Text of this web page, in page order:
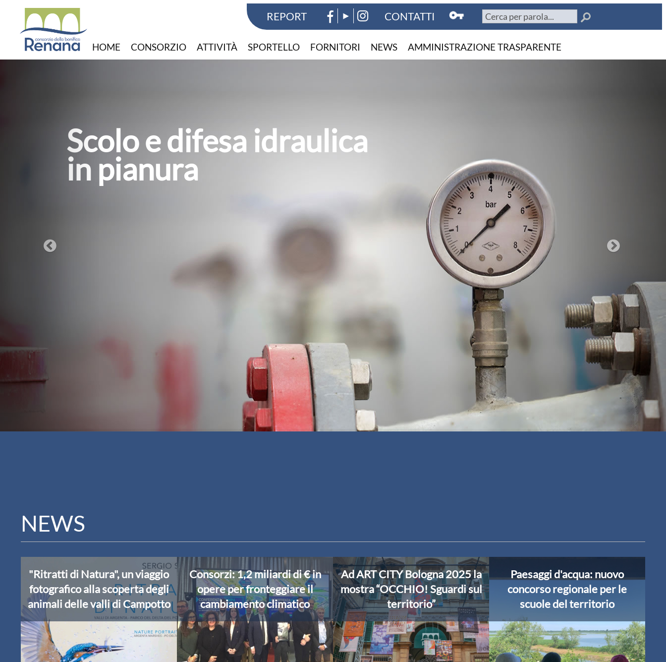
REPORT CONTATTI
HOME CONSORZIO ATTIVITÀ SPORTELLO FORNITORI NEWS AMMINISTRAZIONE TRASPARENTE
Distribuzione della risorsa idrica
NEWS
"Ritratti di Natura", un viaggio
fotografico alla scoperta degli
animali delle valli di Campotto
Consorzi: 1,2 miliardi di € in
opere per fronteggiare il
cambiamento climatico
Ad ART CITY Bologna 2025 la
mostra “OCCHIO! Sguardi sul
territorio”
Paesaggi d'acqua: nuovo
concorso regionale per le
scuole del territorio